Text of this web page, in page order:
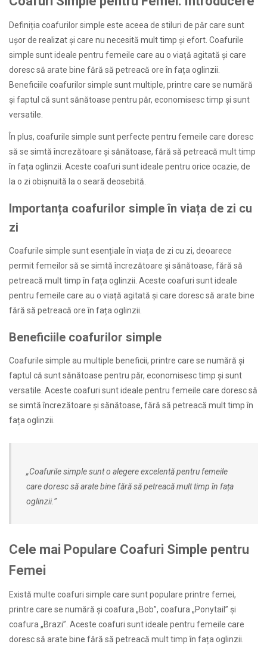
Definiția coafurilor simple este aceea de stiluri de păr care sunt
ușor de realizat și care nu necesită mult timp și efort. Coafurile
simple sunt ideale pentru femeile care au o viață agitată și care
doresc să arate bine fără să petreacă ore în fața oglinzii.
Beneficiile coafurilor simple sunt multiple, printre care se numără
și faptul că sunt sănătoase pentru păr, economisesc timp și sunt
versatile.
În plus, coafurile simple sunt perfecte pentru femeile care doresc
să se simtă încrezătoare și sănătoase, fără să petreacă mult timp
în fața oglinzii. Aceste coafuri sunt ideale pentru orice ocazie, de
la o zi obișnuită la o seară deosebită.
Importanța coafurilor simple în viața de zi cu
zi
Coafurile simple sunt esențiale în viața de zi cu zi, deoarece
permit femeilor să se simtă încrezătoare și sănătoase, fără să
petreacă mult timp în fața oglinzii. Aceste coafuri sunt ideale
pentru femeile care au o viață agitată și care doresc să arate bine
fără să petreacă ore în fața oglinzii.
Beneficiile coafurilor simple
Coafurile simple au multiple beneficii, printre care se numără și
faptul că sunt sănătoase pentru păr, economisesc timp și sunt
versatile. Aceste coafuri sunt ideale pentru femeile care doresc să
se simtă încrezătoare și sănătoase, fără să petreacă mult timp în
fața oglinzii.
„Coafurile simple sunt o alegere excelentă pentru femeile
care doresc să arate bine fără să petreacă mult timp în fața
oglinzii.”
Cele mai Populare Coafuri Simple pentru
Femei
Există multe coafuri simple care sunt populare printre femei,
printre care se numără și coafura „Bob”, coafura „Ponytail” și
coafura „Brazi”. Aceste coafuri sunt ideale pentru femeile care
doresc să arate bine fără să petreacă mult timp în fața oglinzii.